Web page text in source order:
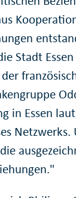
Stadt
in Essen
Netzwerks.